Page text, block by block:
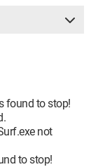
"en-us");
"83");
found to stop!
not
to stop!